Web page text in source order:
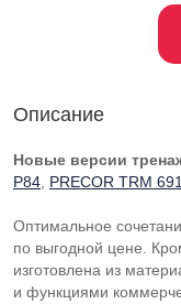
Описание
Новые версии
P84 PRECOR TRM
Оптимальное
по выгодной цене.
изготовлена из
и функциями